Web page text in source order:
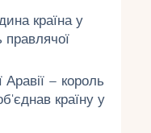
країна у
правлячої
Аравії – король
країну у